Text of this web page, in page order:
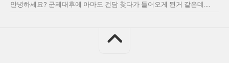
안녕하세요? 군제대후에 아마도 건담 찾다가 들어오게 된거 같은데....